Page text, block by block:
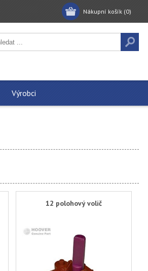
Nákupní košík (0)
Výrobci
12 polohový volič